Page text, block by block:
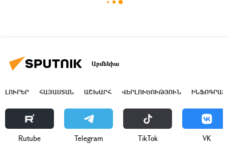
Արմենիա
ԼՈՒՐԵՐ ՀԱՅԱՍՏԱՆ ԱՇԽԱՐՀ ՎԵՐԼՈՒԾՈՒԹՅՈՒՆ
Rutube Telegram ТikТоk VK